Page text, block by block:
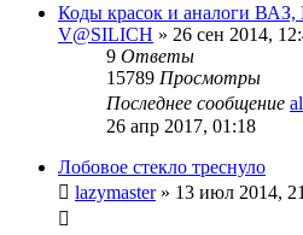
Коды красок и аналоги ВАЗ,
V@SILICH » 26 сен 2014,
9 Ответы
15789 Просмотры
Последнее сообщение
26 апр 2017, 01:18
Лобовое стекло треснуло
lazymaster» 13 июл 2014,